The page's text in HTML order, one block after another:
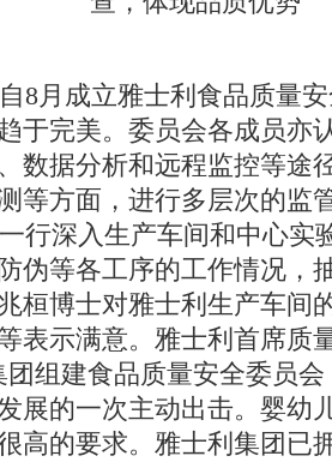
8月成立雅士利食品质量
于完美。委员会各成员亦
数据分析和远程监控等途
等方面，进行多层次的监
行深入生产车间和中心实
伪等各工序的工作情况，
桓博士对雅士利生产车间
表示满意。雅士利首席质
团组建食品质量安全委员
展的一次主动出击。婴幼
高的要求。雅士利集团已